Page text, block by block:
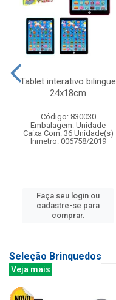
Tablet interativo bilingue
24x18cm
Código: 830030
Embalagem: Unidade
Caixa Com: 36 Unidade(s)
Inmetro: 006758/2019
Faça seu login ou
cadastre-se para
comprar.
Seleção Brinquedos
Veja mais